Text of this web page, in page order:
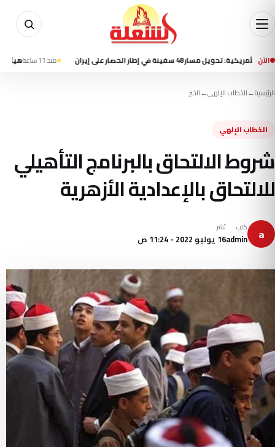
الآن
48 سفينة في إطار الحصار على إيران منذ 11 ساعة هيئة بحرية
الرئيسية←الخطاب الإلهي←الخبر
الخطاب الإلهي
شروط الالتحاق بالبرنامج التأهيلي
للالتحاق بالإعدادية الأزهرية
a كتب
admin
نُشر
16 يوليو 2022 - 11:24 ص